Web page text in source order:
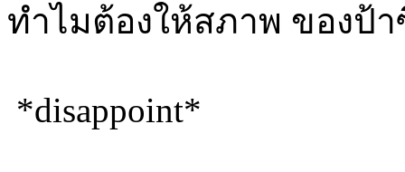
ทำไมต้องให้สภาพ ของป้
*disappoint*